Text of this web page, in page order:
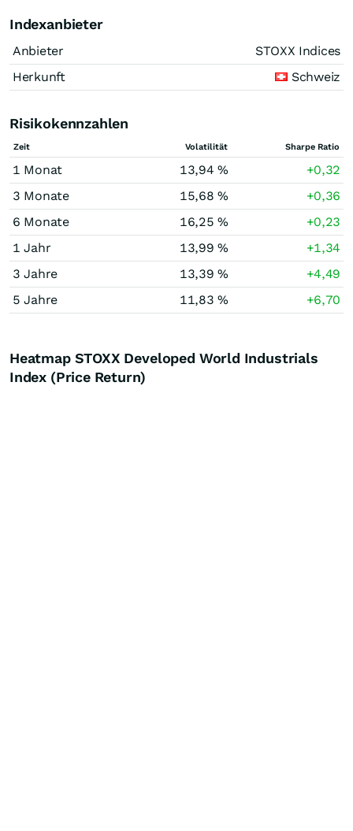
Indexanbieter
Anbieter
STOXX Indices
Herkunft
Schweiz
Risikokennzahlen
Zeit Volatilität Sharpe Ratio
1 Monat 13,94 %
+0,32
3 Monate
15,68 %
+0,36
6 Monate
16,25 %
+0,23
1 Jahr
13,99 %
+1,34
3 Jahre
13,39 %
+4,49
5 Jahre
11,83 % +6,70
Heatmap STOXX Developed World Industrials
Index (Price Return)